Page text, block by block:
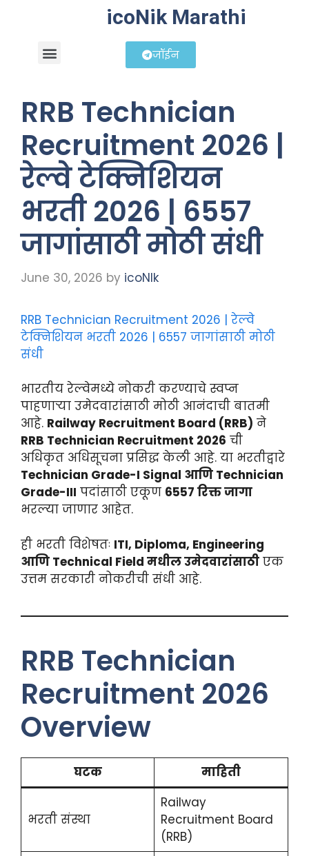
icoNik Marathi
जॉईन
RRB Technician
Recruitment 2026 |
रेल्वे टेक्निशियन
भरती 2026 | 6557
जागांसाठी मोठी संधी
June 30, 2026 by icoNIk
RRB Technician Recruitment 2026 | रेल्वे
टेक्निशियन भरती 2026 | 6557 जागांसाठी मोठी
संधी
भारतीय रेल्वेमध्ये नोकरी करण्याचे स्वप्न
पाहणाऱ्या उमेदवारांसाठी मोठी आनंदाची बातमी
आहे. Railway Recruitment Board (RRB) ने
RRB Technician Recruitment 2026 ची
अधिकृत अधिसूचना प्रसिद्ध केली आहे. या भरतीद्वारे
Technician Grade-I Signal आणि Technician
Grade-III पदांसाठी एकूण 6557 रिक्त जागा
भरल्या जाणार आहेत.
ही भरती विशेषतः ITI, Diploma, Engineering
आणि Technical Field मधील उमेदवारांसाठी एक
उत्तम सरकारी नोकरीची संधी आहे.
RRB Technician
Recruitment 2026
Overview
घटक माहिती
भरती संस्था
Railway
Recruitment Board
(RRB)